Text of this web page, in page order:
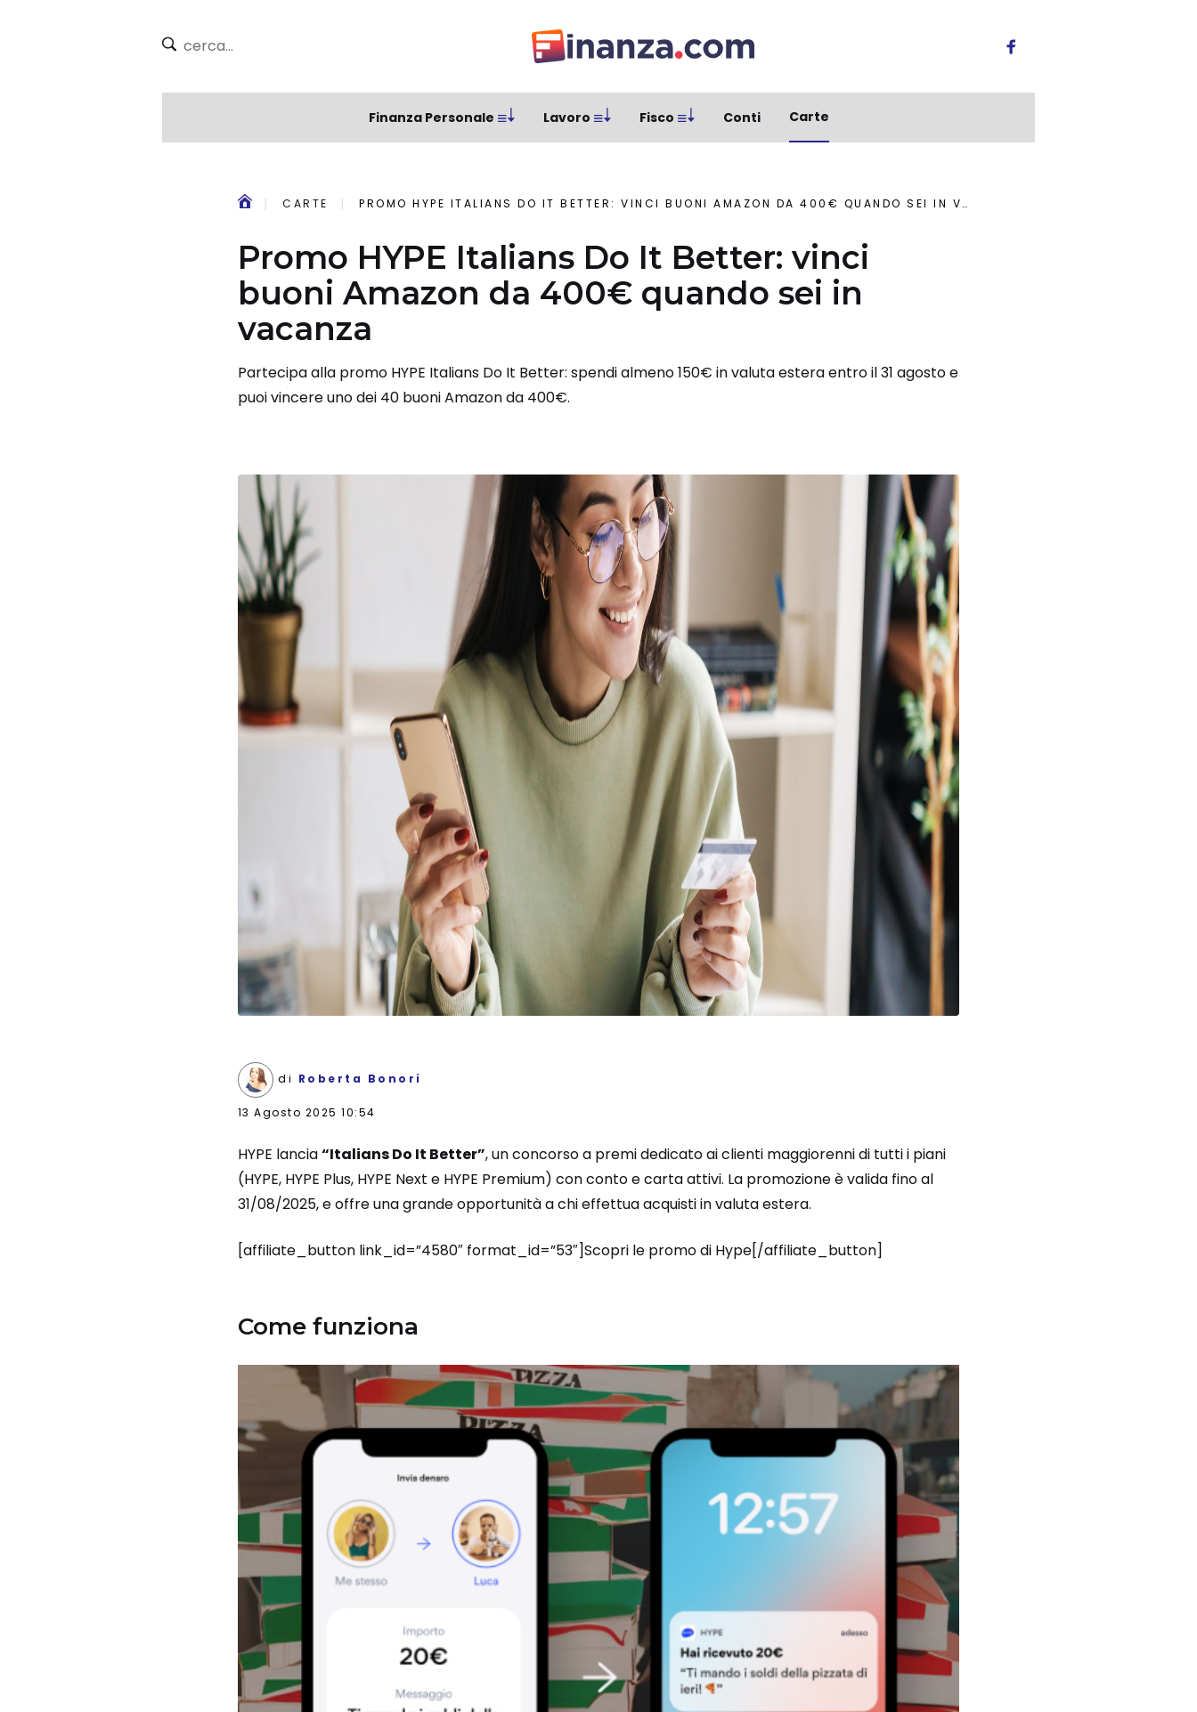
Finanza Personale Lavoro Fisco Conti Carte
CARTE PROMO HYPE ITALIANS DO IT BETTER: VINCI BUONI AMAZON DA 400€ QUANDO SEI IN VACANZA
Promo HYPE Italians Do It Better: vinci
buoni Amazon da 400€ quando sei in
vacanza
Partecipa alla promo HYPE Italians Do It Better: spendi almeno 150€ in valuta estera entro il 31 agosto e
puoi vincere uno dei 40 buoni Amazon da 400€.
di Roberta Bonori
13 Agosto 2025 10:54
HYPE lancia“Italians Do It Better”, un concorso a premi dedicato ai clienti maggiorenni di tutti i piani
(HYPE, HYPE Plus, HYPE Next e HYPE Premium) con conto e carta attivi. La promozione è valida fino al
31/08/2025, e offre una grande opportunità a chi effettua acquisti in valuta estera.
[affiliate_button link_id=”4580″ format_id=”53″]Scopri le promo di Hype[/affiliate_button]
Come funziona